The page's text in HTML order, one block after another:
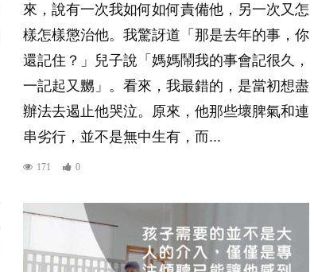
來，說有一次我如何如何責備他，另一次又怎
樣怎樣懲治他。我驚訝道「那是去年的事，你
還記住？」兒子說「媽媽鬧我的事會記很久，
一記起又嬲」。看來，我最錯的，是當初想盡
辦法去遏止他哭泣。原來，他那些壞脾氣和連
串劣行，並不是無中生有，而...
171 0